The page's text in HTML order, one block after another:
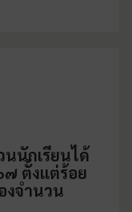
นักเรียนได้
ตั้งแต่ร้อย
งจำนวน